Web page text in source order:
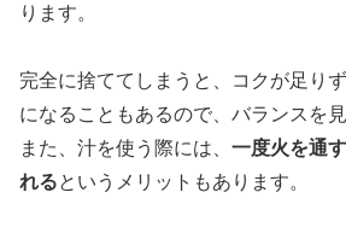
ります。
完全に捨ててしまうと、コクが足り
になることもあるので、バランスを
また、汁を使う際には、 一度火を通
れるというメリットもあります。